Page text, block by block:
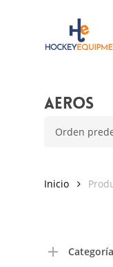
aeros
Inicio